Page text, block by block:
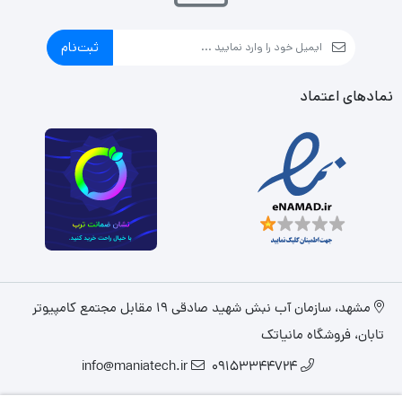
ثبت‌نام
نمادهای اعتماد
مشهد، سازمان آب نبش شهید صادقی 19 مقابل مجتمع کامپیوتر
تابان، فروشگاه مانیاتک
09153344724
info@maniatech.ir